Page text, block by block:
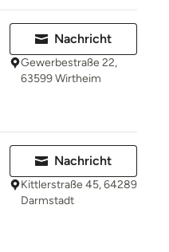
Nachricht
Gewerbestraße 22,
63599 Wirtheim
Nachricht
Kittlerstraße 45, 64289
Darmstadt